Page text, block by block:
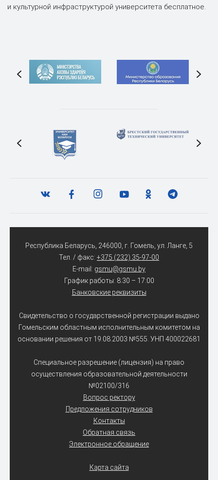
и культурной инфраструктурой университета бесплатное.
Республика Беларусь, 246000, г. Гомель, ул. Ланге, 5
Тел. / факс: +375 (232) 35-97-00
E-mail: gsmu@gsmu.by
График работы: 8:30 – 17:00
Банковские реквизиты
Свидетельство о государственной регистрации выдано
Гомельским областным исполнительным комитетом на
основании решения от 19.08.2003 №555. УНП 400022681
Специальное разрешение (лицензия) на право
осуществления образовательной деятельности
№02100/316
Вопрос ректору
Предложения сотрудников
Контакты
Обратная связь
Электронное обращение
Карта сайта